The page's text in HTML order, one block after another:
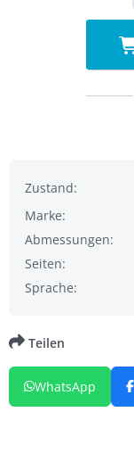
Zustand:
Marke:
Abmessungen:
Seiten:
Sprache:
Teilen
WhatsApp